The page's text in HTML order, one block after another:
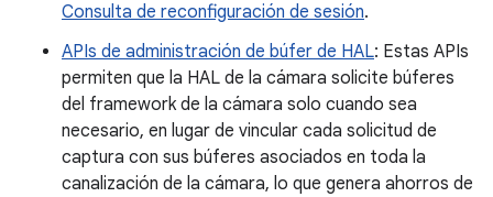
Consulta de reconfiguración de sesión.
APIs de administración de búfer de HAL: Estas APIs
permiten que la HAL de la cámara solicite búferes
del framework de la cámara solo cuando sea
necesario, en lugar de vincular cada solicitud de
captura con sus búferes asociados en toda la
canalización de la cámara, lo que genera ahorros de